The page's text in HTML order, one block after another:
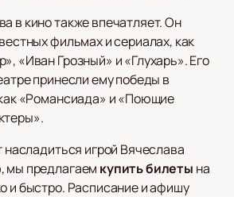
в кино также впечатляет. Он
фильмах и сериалах, как
«Иван Грозный» и «Глухарь». Его
принесли ему победы в
«Романсиада» и «Поющие
насладиться игрой Вячеслава
мы предлагаем купить билеты на
и быстро. Расписание и афишу